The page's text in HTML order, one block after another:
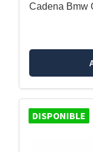
Cadena Bmw
DISPONIBLE